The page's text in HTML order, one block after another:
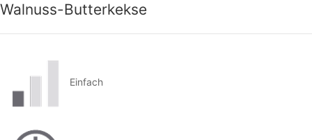
Walnuss-Butterkekse
Einfach